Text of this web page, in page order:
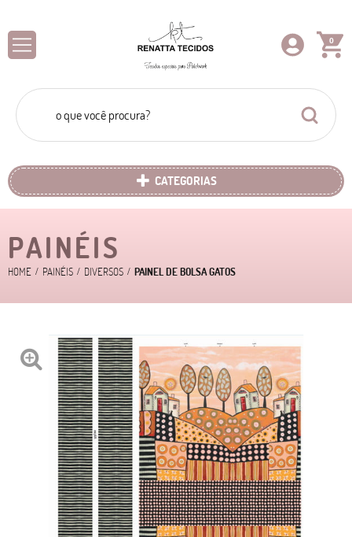
0
CATEGORIAS
PAINÉIS
HOME PAINÉIS DIVERSOS PAINEL DE BOLSA GATOS